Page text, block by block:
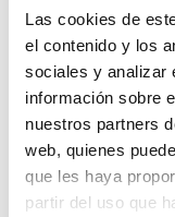
Las cookies de
el contenido y los
sociales y analizar
información sobre
nuestros partners
web, quienes
que les haya
partir del uso que